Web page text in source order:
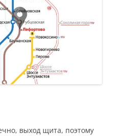
выход щита, поэтому